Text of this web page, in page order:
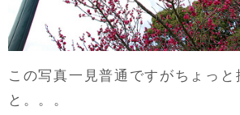
この写真一見普通ですがちょっと
と。。。